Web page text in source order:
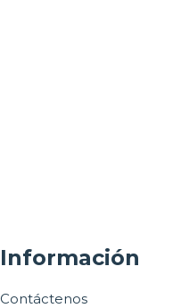
Información
Contáctenos